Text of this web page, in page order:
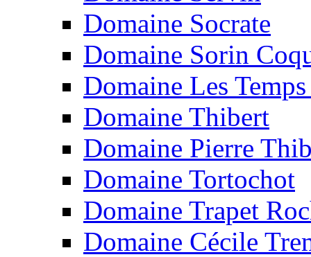
Domaine Socrate
Domaine Sorin
Domaine Les
Domaine Thibert
Domaine Pierre
Domaine Tortochot
Domaine Trapet
Domaine Cécile